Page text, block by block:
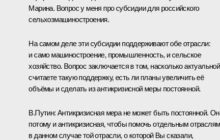
Марина. Вопрос у меня про субсидии для российского
сельхозмашиностроения.
На самом деле эти субсидии поддерживают обе отрасли:
и само машиностроение, промышленность, и сельское
хозяйство. Вопрос заключается в том, насколько актуальной
считаете такую поддержку, есть ли планы увеличить её
объёмы и сделать из антикризисной меры постоянной.
В.Путин: Антикризисная мера не может быть постоянной.
потому и антикризисная, чтобы помочь отдельным
в данном случае той отрасли, о которой Вы сказали,